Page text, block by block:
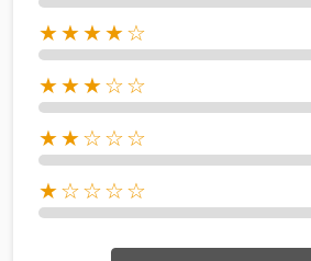
★★★★☆
★★★☆☆
★★☆☆☆
★☆☆☆☆